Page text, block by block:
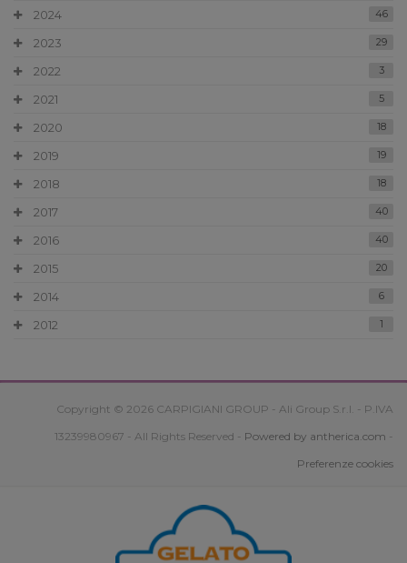
2024 46
2023 29
2022 3
2021 5
2020 18
2019 19
2018 18
2017 40
2016 40
2015 20
2014 6
2012 1
Copyright © 2026 CARPIGIANI GROUP - Ali Group S.r.l. - P.IVA
13239980967 - All Rights Reserved - Powered by antherica.com -
Preferenze cookies